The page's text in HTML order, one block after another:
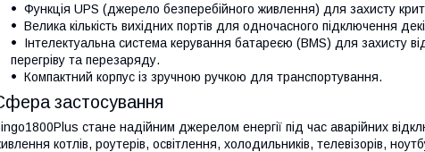
Функція UPS (джерело безперебійного живлення) для захисту
Велика кількість вихідних портів для одночасного підключення
Інтелектуальна система керування батареєю (BMS) для захисту
перегріву та перезаряду.
Компактний корпус із зручною ручкою для транспортування.
застосування
стане надійним джерелом енергії під час аварійних
котлів, роутерів, освітлення, холодильників, телевізорів,